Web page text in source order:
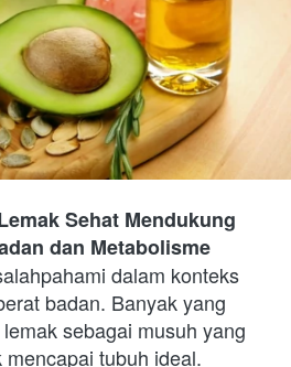
Sehat Mendukung
dan Metabolisme
dalam konteks
badan. Banyak yang
sebagai musuh yang
tubuh ideal.